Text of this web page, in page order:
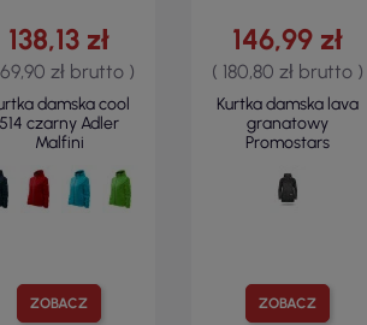
ZOBACZ
138,13 zł
zł brutto )
damska cool
514 czarny Adler
Malfini
ZOBACZ
146,99 zł
( 180,80 zł brutto )
Kurtka damska lava
granatowy
Promostars